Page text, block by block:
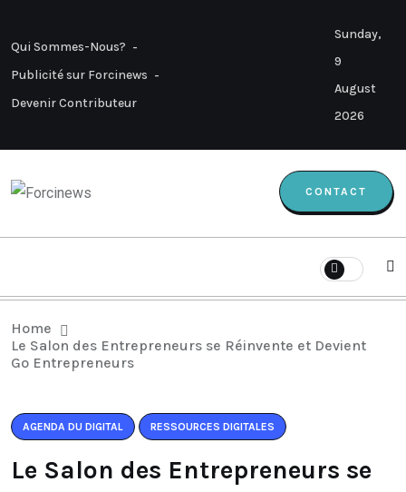
Qui Sommes-Nous?
Publicité sur Forcinews
Devenir Contributeur
Sunday,
9
August
2026
CONTACT
Home
Le Salon des Entrepreneurs se Réinvente et Devient
Go Entrepreneurs
AGENDA DU DIGITAL RESSOURCES DIGITALES
Le Salon des Entrepreneurs se